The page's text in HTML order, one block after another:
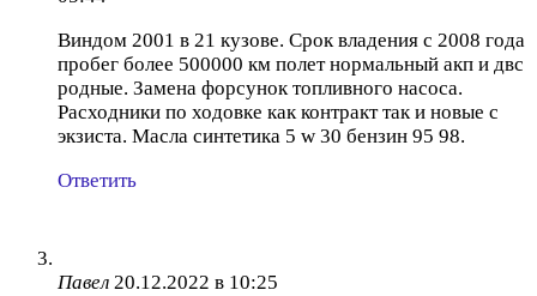
Виндом 2001 в 21 кузове. Срок владения с 2008 года
пробег более 500000 км полет нормальный акп и двс
родные. Замена форсунок топливного насоса.
Расходники по ходовке как контракт так и новые с
экзиста. Масла синтетика 5 w 30 бензин 95 98.
Ответить
Павел 20.12.2022 в 10:25